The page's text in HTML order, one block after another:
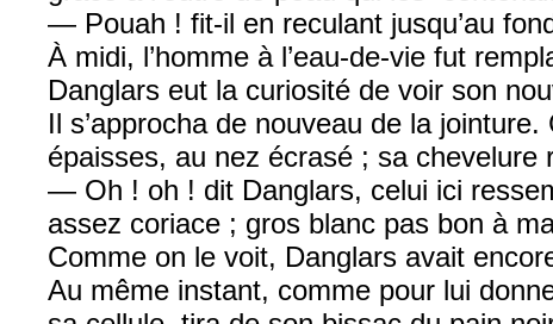
— Pouah ! fit-il en reculant jusqu’au
À midi, l’homme à l’eau-de-vie fut
Danglars eut la curiosité de voir son
Il s’approcha de nouveau de la
épaisses, au nez écrasé ; sa
— Oh ! oh ! dit Danglars, celui ici
assez coriace ; gros blanc pas bon à
Comme on le voit, Danglars avait
Au même instant, comme pour lui